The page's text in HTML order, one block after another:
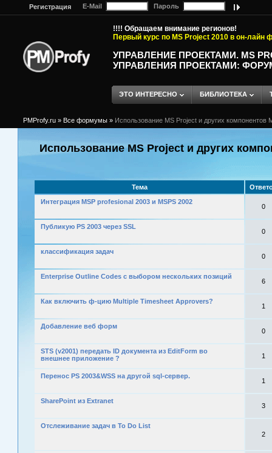
Регистрация E-Mail Пароль
!!!! Обращаем внимание регионов!
Первый курс по MS Project 2010 в он-лайн
УПРАВЛЕНИЕ ПРОЕКТАМИ. MS
УПРАВЛЕНИЯ ПРОЕКТАМИ:
ЭТО ИНТЕРЕСНО БИБЛИОТЕКА
PMProfy.ru » Все формумы » Использование MS Project и других компонентов
Использование MS Project и других
Тема
Интеграция MSP profesional 2003 и MSPS 2002
0
Публикую PS 2003 через SSL
0
классификация задач
0
Enterprise Outline Codes с выбором нескольких позиций
6
Как включить ф-цию Multiple Timesheet Approvers?
1
Добавление веб форм
0
STS (v2001) передать ID документа из EditForm во
внешнее приложение ?
1
Перенос PS 2003&WSS на другой sql-сервер.
1
SharePoint из Extranet
3
Отслеживание задач в To Do List
2